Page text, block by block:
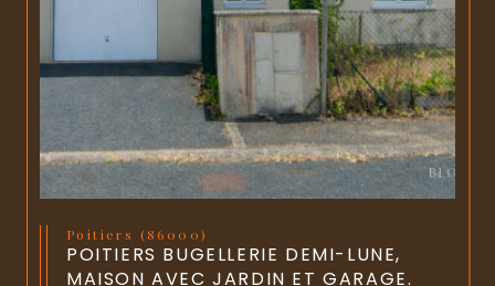
Poitiers (86000)
POITIERS BUGELLERIE DEMI-LUNE,
MAISON AVEC JARDIN ET GARAGE.